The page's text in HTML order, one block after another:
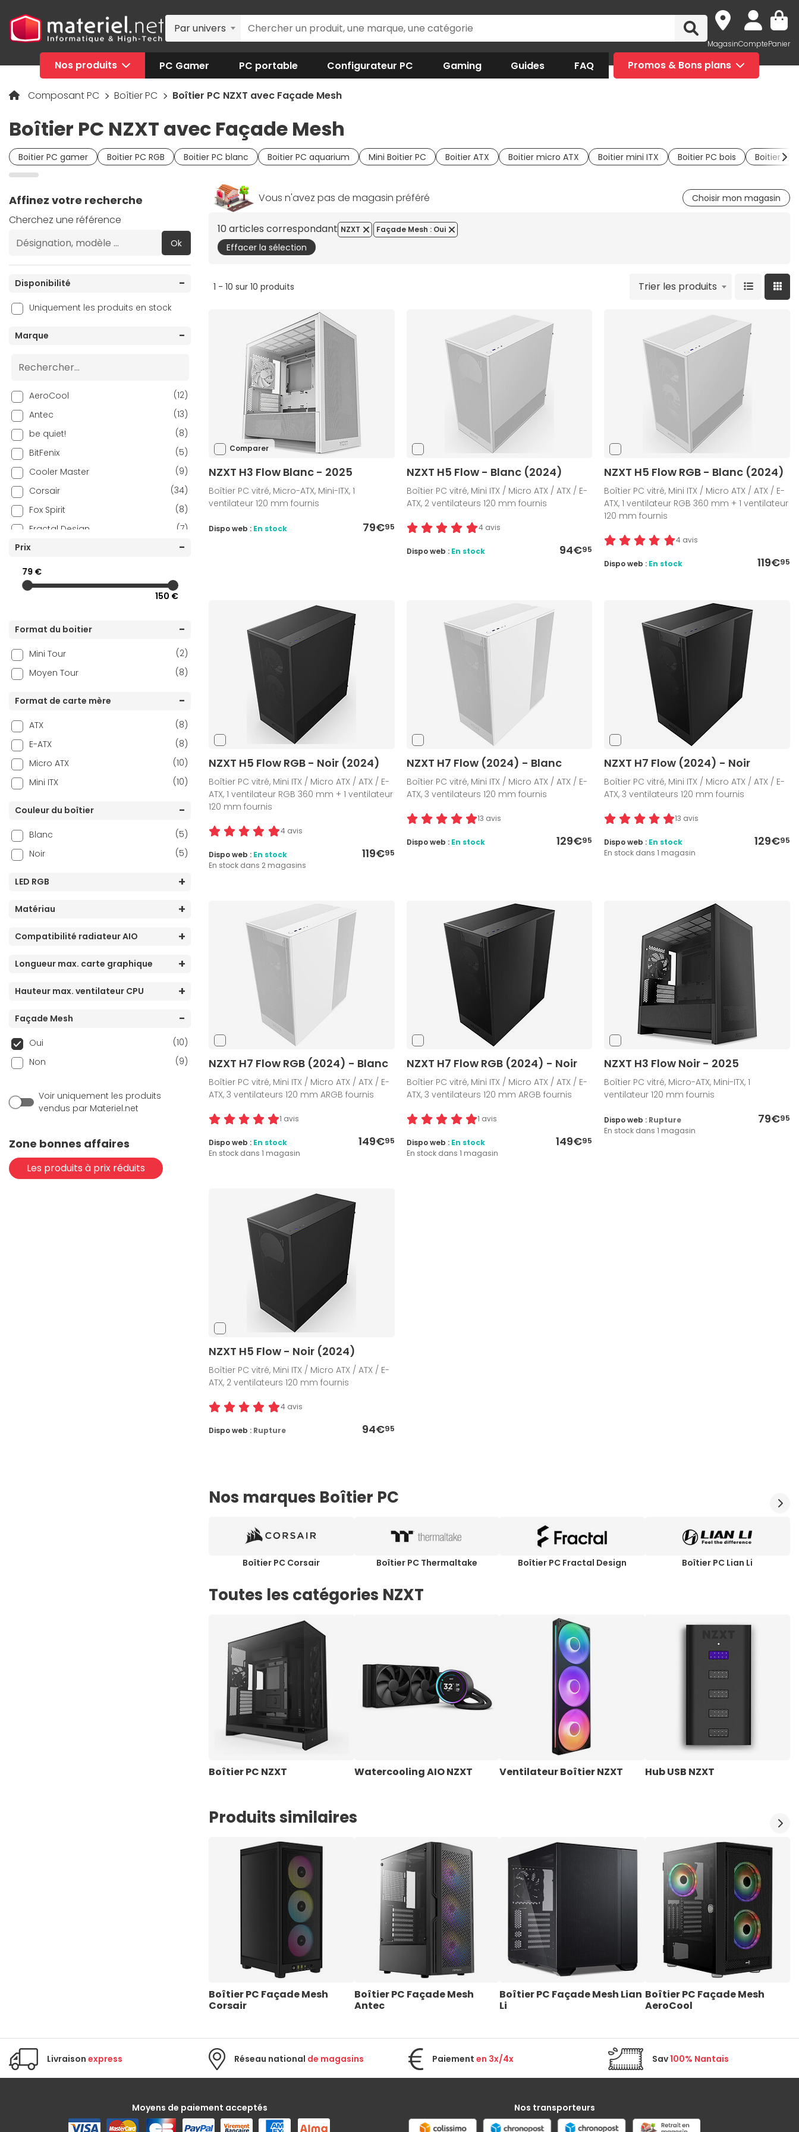
Par univers
MagasinComptePanier
Nos produits PC Gamer PC portable Configurateur PC Gaming Guides FAQ Promos & Bons plans
Composant PC Boîtier PC Boîtier PC NZXT avec Façade Mesh
Boîtier PC NZXT avec Façade Mesh
Boitier PC gamer Boitier PC RGB Boitier PC blanc Boitier PC aquarium Mini Boitier PC Boitier ATX Boitier micro ATX Boitier mini ITX Boitier PC bois Boitier
Affinez votre recherche
Cherchez une référence
Ok
Disponibilité
Uniquement les produits en stock
Marque
AeroCool
(12)
Antec
(13)
be quiet!
(8)
BitFenix
(5)
Cooler Master
(9)
Corsair
(34)
Fox Spirit
(8)
Fractal Design
(7)
Hyte
(9)
Jonsbo
Lian Li
(13)
NZXT
(9)
Xigmatek
(3)
Zalman
(5)
Prix
79 €
150 €
Format du boitier
Mini Tour
(2)
Moyen Tour
(8)
Format de carte mère
ATX
(8)
E-ATX
(8)
Micro ATX
(10)
Mini ITX
(10)
Couleur du boîtier
Blanc
(5)
Noir
(5)
LED RGB
Matériau
Compatibilité radiateur AIO
Longueur max. carte graphique
Hauteur max. ventilateur CPU
Façade Mesh
Oui
(10)
Non
(9)
Voir uniquement les produits
vendus par Materiel.net
Zone bonnes affaires
Les produits à prix réduits
Vous n'avez pas de magasin préféré Choisir mon magasin
10 articles correspondant
Effacer la sélection
NZXT Façade Mesh : Oui
1 - 10 sur 10 produits Trier les produits
Comparer
NZXT H3 Flow Blanc - 2025
Boîtier PC vitré, Micro-ATX, Mini-ITX, 1
ventilateur 120 mm fournis
79€95
Dispo web : En stock
NZXT H5 Flow - Blanc (2024)
Boîtier PC vitré, Mini ITX / Micro ATX / ATX / E-
ATX, 2 ventilateurs 120 mm fournis
4 avis
94€95
Dispo web : En stock
NZXT H5 Flow RGB - Blanc (2024)
Boîtier PC vitré, Mini ITX / Micro ATX / ATX / E-
ATX, 1 ventilateur RGB 360 mm + 1 ventilateur
120 mm fournis
4 avis
119€95
Dispo web : En stock
NZXT H5 Flow RGB - Noir (2024)
Boîtier PC vitré, Mini ITX / Micro ATX / ATX / E-
ATX, 1 ventilateur RGB 360 mm + 1 ventilateur
120 mm fournis
4 avis
119€95
Dispo web : En stock
En stock dans 2 magasins
NZXT H7 Flow (2024) - Blanc
Boîtier PC vitré, Mini ITX / Micro ATX / ATX / E-
ATX, 3 ventilateurs 120 mm fournis
13 avis
129€95
Dispo web : En stock
NZXT H7 Flow (2024) - Noir
Boîtier PC vitré, Mini ITX / Micro ATX / ATX / E-
ATX, 3 ventilateurs 120 mm fournis
13 avis
129€95
Dispo web : En stock
En stock dans 1 magasin
NZXT H7 Flow RGB (2024) - Blanc
Boîtier PC vitré, Mini ITX / Micro ATX / ATX / E-
ATX, 3 ventilateurs 120 mm ARGB fournis
1 avis
149€95
Dispo web : En stock
En stock dans 1 magasin
NZXT H7 Flow RGB (2024) - Noir
Boîtier PC vitré, Mini ITX / Micro ATX / ATX / E-
ATX, 3 ventilateurs 120 mm ARGB fournis
1 avis
149€95
Dispo web : En stock
En stock dans 1 magasin
NZXT H3 Flow Noir - 2025
Boîtier PC vitré, Micro-ATX, Mini-ITX, 1
ventilateur 120 mm fournis
79€95
Dispo web : Rupture
En stock dans 1 magasin
NZXT H5 Flow - Noir (2024)
Boîtier PC vitré, Mini ITX / Micro ATX / ATX / E-
ATX, 2 ventilateurs 120 mm fournis
4 avis
94€95
Dispo web : Rupture
Nos marques Boîtier PC
Boîtier PC Corsair Boîtier PC Thermaltake Boîtier PC Fractal Design Boîtier PC Lian Li
Toutes les catégories NZXT
Boîtier PC NZXT Watercooling AIO NZXT Ventilateur Boîtier NZXT Hub USB NZXT
Produits similaires
Boîtier PC Façade Mesh
Corsair
Boîtier PC Façade Mesh
Antec
Boîtier PC Façade Mesh Lian
Li
Boîtier PC Façade Mesh
AeroCool
Livraison express Réseau national de magasins Paiement en 3x/4x Sav100% Nantais
Moyens de paiement acceptés Nos transporteurs